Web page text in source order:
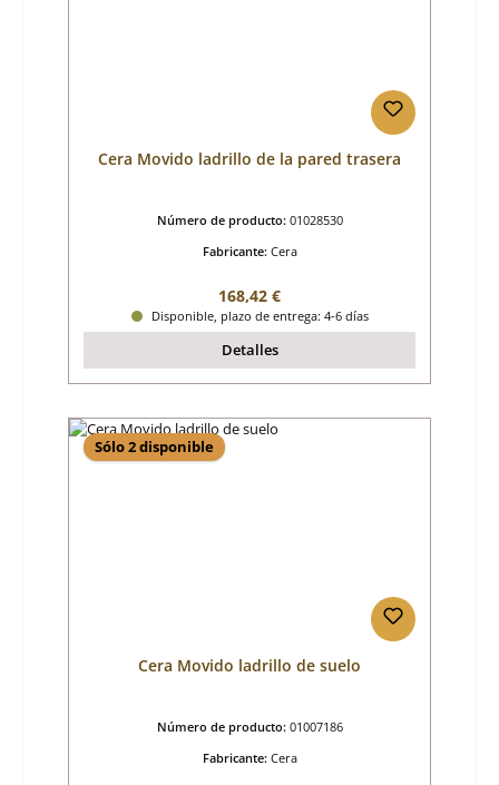
Cera Movido ladrillo de la pared trasera
Número de producto: 01028530
Fabricante: Cera
Precio normal:
168,42 €
Disponible, plazo de entrega: 4-6 días
Detalles
Sólo 2 disponible
Cera Movido ladrillo de suelo
Número de producto: 01007186
Fabricante: Cera